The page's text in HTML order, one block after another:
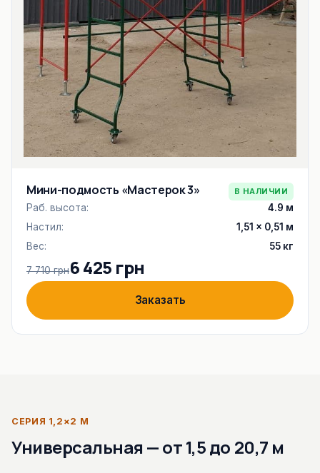
Мини-подмость «Мастерок 3» В НАЛИЧИИ
Раб. высота:
4.9 м
Настил:
1,51 × 0,51 м
Вес:
55 кг
7 710 грн6 425 грн
Заказать
СЕРИЯ 1,2×2 М
Универсальная — от 1,5 до 20,7 м